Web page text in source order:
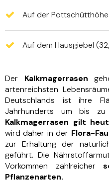
Auf der Pottschütthöhe
Auf dem Hausgiebel
Der Kalkmagerrasen
artenreichsten
Deutschlands ist ihre
Jahrhunderts um bis zu
Kalkmagerrasen gilt
wird daher in der Flora-
zur Erhaltung der
geführt. Die
Vorkommen zahlreicher
Pflanzenarten.